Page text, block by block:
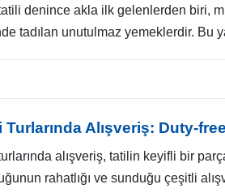
denince akla ilk gelenlerden biri,
tadılan unutulmaz yemeklerdir. Bu
Turlarında Alışveriş: Duty-
alışveriş, tatilin keyifli bir
rahatlığı ve sunduğu çeşitli